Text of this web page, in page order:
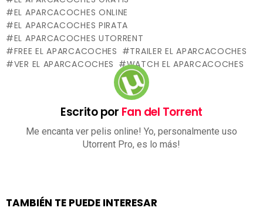
EL APARCACOCHES ONLINE
EL APARCACOCHES PIRATA
EL APARCACOCHES UTORRENT
FREE EL APARCACOCHES
TRAILER EL APARCACOCHES
VER EL APARCACOCHES
WATCH EL APARCACOCHES
Escrito por Fan del Torrent
Me encanta ver pelis online! Yo, personalmente uso
Utorrent Pro, es lo más!
TAMBIÉN TE PUEDE INTERESAR